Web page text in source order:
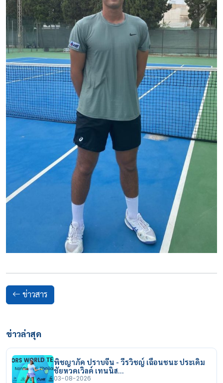
ข่าวสาร
ข่าวล่าสุด
พิชญาภัค ปราบจีน - วีรวิชญ์ เฉือนชนะ ประเดิม
ชัยหวดเวิลด์ เทนนิส…
03-08-2026